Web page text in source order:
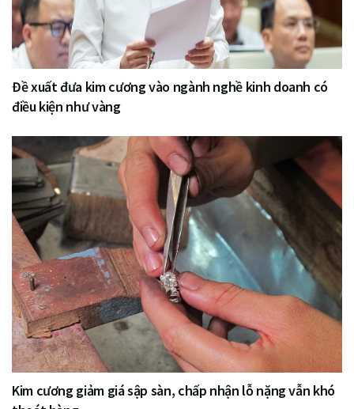
Đề xuất đưa kim cương vào ngành nghề kinh doanh có
điều kiện như vàng
Kim cương giảm giá sập sàn, chấp nhận lỗ nặng vẫn khó